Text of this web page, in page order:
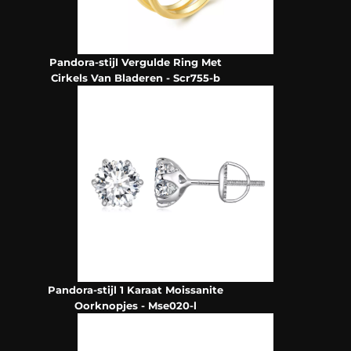
Pandora-stijl Vergulde Ring Met
Cirkels Van Bladeren - Scr755-b
Pandora-stijl 1 Karaat Moissanite
Oorknopjes - Mse020-l